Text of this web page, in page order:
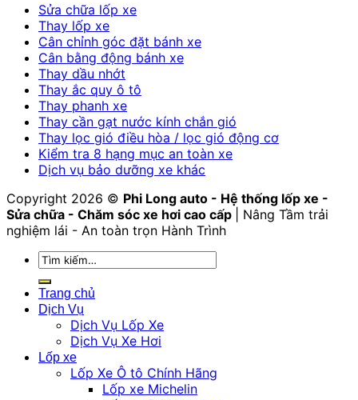
Sửa chữa lốp xe
Thay lốp xe
Cân chỉnh góc đặt bánh xe
Cân bằng động bánh xe
Thay dầu nhớt
Thay ắc quy ô tô
Thay phanh xe
Thay cần gạt nước kính chắn gió
Thay lọc gió điều hòa / lọc gió động cơ
Kiểm tra 8 hạng mục an toàn xe
Dịch vụ bảo dưỡng xe khác
Copyright 2026 © Phi Long auto - Hệ thống lốp xe -
Sửa chữa - Chăm sóc xe hơi cao cấp
| Nâng Tầm trải
nghiệm lái - An toàn trọn Hành Trình
Tìm
kiếm:
Trang chủ
Dịch Vụ
Dịch Vụ Lốp Xe
Dịch Vụ Xe Hơi
Lốp xe
Lốp Xe Ô tô Chính Hãng
Lốp xe Michelin